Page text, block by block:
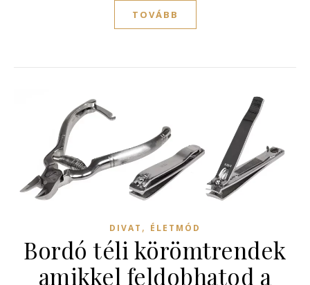
TOVÁBB
DIVAT , ÉLETMÓD
Bordó téli körömtrendek
amikkel feldobhatod a